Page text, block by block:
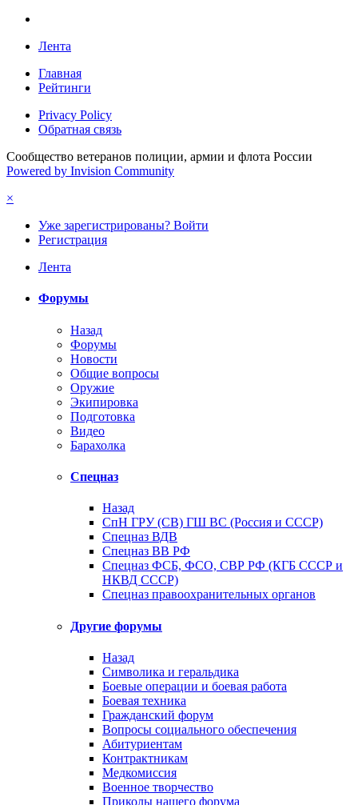
Лента
Главная
Рейтинги
Privacy Policy
Обратная связь
Сообщество ветеранов полиции, армии и флота России
Powered by Invision Community
×
Уже зарегистрированы? Войти
Регистрация
Лента
Форумы
Назад
Форумы
Новости
Общие вопросы
Оружие
Экипировка
Подготовка
Видео
Барахолка
Спецназ
Назад
СпН ГРУ (СВ) ГШ ВС (Россия и СССР)
Спецназ ВДВ
Спецназ ВВ РФ
Спецназ ФСБ, ФСО, СВР РФ (КГБ СССР и
НКВД СССР)
Спецназ правоохранительных органов
Другие форумы
Назад
Символика и геральдика
Боевые операции и боевая работа
Боевая техника
Гражданский форум
Вопросы социального обеспечения
Абитуриентам
Контрактникам
Медкомиссия
Военное творчество
Приколы нашего форума